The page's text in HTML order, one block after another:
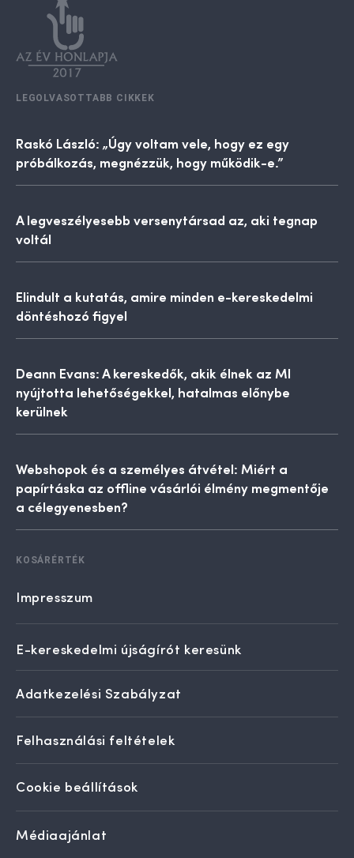
LEGOLVASOTTABB CIKKEK
Raskó László: „Úgy voltam vele, hogy ez egy
próbálkozás, megnézzük, hogy működik-e.”
A legveszélyesebb versenytársad az, aki tegnap
voltál
Elindult a kutatás, amire minden e-kereskedelmi
döntéshozó figyel
Deann Evans: A kereskedők, akik élnek az MI
nyújtotta lehetőségekkel, hatalmas előnybe
kerülnek
Webshopok és a személyes átvétel: Miért a
papírtáska az offline vásárlói élmény megmentője
a célegyenesben?
KOSÁRÉRTÉK
Impresszum
E-kereskedelmi újságírót keresünk
Adatkezelési Szabályzat
Felhasználási feltételek
Cookie beállítások
Médiaajánlat